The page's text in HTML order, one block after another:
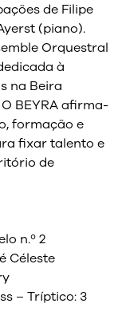
de Filipe
(piano).
Orquestral
à
na Beira
BEYRA afirma-
formação e
fixar talento e
de
n.º 2
Céleste
– Tríptico: 3